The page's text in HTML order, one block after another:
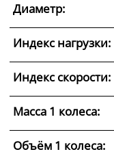
Диаметр:
Индекс нагрузки:
Индекс скорости:
Масса 1 колеса:
Объём 1 колеса: